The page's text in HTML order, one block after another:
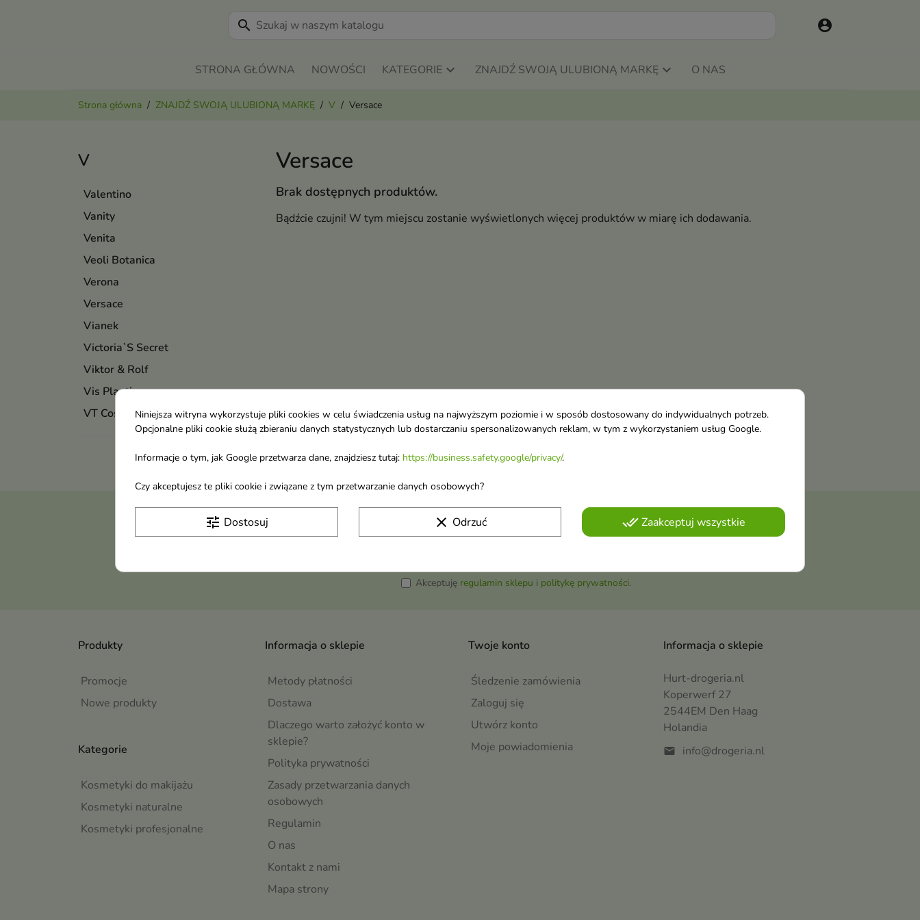
search account_circle
STRONA GŁÓWNA NOWOŚCI KATEGORIE ZNAJDŹ SWOJĄ ULUBIONĄ MARKĘ O NAS
Strona główna ZNAJDŹ SWOJĄ ULUBIONĄ MARKĘ V Versace
V
Valentino
Vanity
Venita
Veoli Botanica
Verona
Versace
Vianek
Victoria`S Secret
Viktor & Rolf
Vis Plantis
VT Cosmetics
Versace
Brak dostępnych produktów.
Bądźcie czujni! W tym miejscu zostanie wyświetlonych więcej produktów w miarę ich dodawania.
Otrzymuj informację o nowościach i
wyprzedażach
Akceptuję regulamin sklepu i politykę prywatności.
Produkty
Promocje
Nowe produkty
Informacja o sklepie
Metody płatności
Dostawa
Dlaczego warto założyć konto w
sklepie?
Polityka prywatności
Zasady przetwarzania danych
osobowych
Regulamin
O nas
Kontakt z nami
Mapa strony
Kategorie
Kosmetyki do makijażu
Kosmetyki naturalne
Kosmetyki profesjonalne
Twoje konto
Śledzenie zamówienia
Zaloguj się
Utwórz konto
Moje powiadomienia
Informacja o sklepie
Hurt-drogeria.nl
Koperwerf 27
2544EM Den Haag
Holandia
mail info@drogeria.nl
Niniejsza witryna wykorzystuje pliki cookies w celu świadczenia usług na najwyższym poziomie i w sposób dostosowany do indywidualnych potrzeb.
Opcjonalne pliki cookie służą zbieraniu danych statystycznych lub dostarczaniu spersonalizowanych reklam, w tym z wykorzystaniem usług Google.
Informacje o tym, jak Google przetwarza dane, znajdziesz tutaj: https://business.safety.google/privacy/.
Czy akceptujesz te pliki cookie i związane z tym przetwarzanie danych osobowych?
tune Dostosuj clear Odrzuć done_allZaakceptuj wszystkie